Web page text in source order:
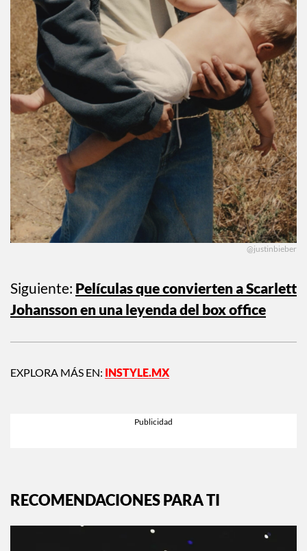
@justinbieber
Siguiente: Películas que convierten a Scarlett
Johansson en una leyenda del box office
EXPLORA MÁS EN: INSTYLE.MX
RECOMENDACIONES PARA TI